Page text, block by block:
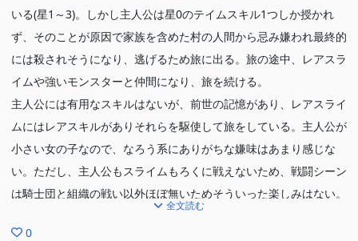
いる(星1～3)。しかし主人公は星0のテイムスキル1つしか授かれ
ず、そのことが原因で家族を含めた村の人間から忌み嫌われ最終的
には殺されそうになり、逃げるため旅に出る。旅の途中、レアスラ
イムや強いモンスターと仲間になり、旅を続ける。
主人公には有用なスキルはないが、前世の記憶があり、レアスライ
ムにはレアスキルがありそれらを駆使して旅をしている。主人公が
小さい女の子なので、なろう系にありがちな嫌味はあまり感じな
い。ただし、主人公もスライムもろくに戦えないため、戦闘シーン
は騎士団と組織の戦い以外ほぼ無いためそういった楽しみはない。
全文読む
0